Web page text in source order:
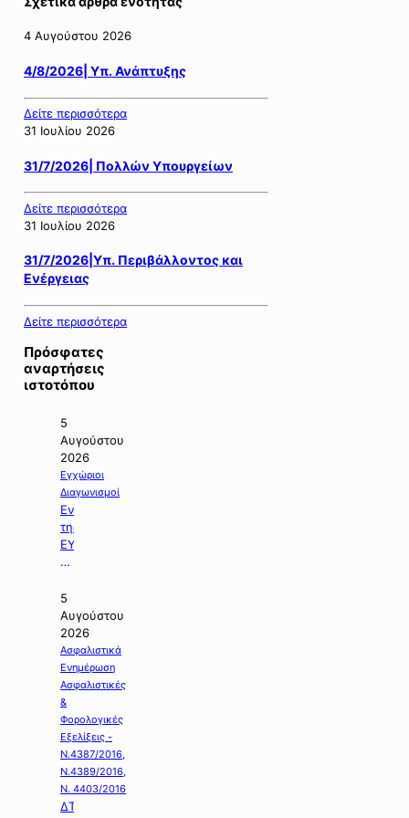
4 Αυγούστου 2026
4/8/2026| Υπ. Ανάπτυξης
Δείτε περισσότερα
31 Ιουλίου 2026
31/7/2026| Πολλών Υπουργείων
Δείτε περισσότερα
31 Ιουλίου 2026
31/7/2026|Υπ. Περιβάλλοντος και
Ενέργειας
Δείτε περισσότερα
Πρόσφατες
αναρτήσεις
ιστοτόπου
5
Αυγούστου
2026
Εγχώριοι
Διαγωνισμοί
Ενημέρωση
της
ΕΥΔΑΠ
με
«Διαγωνισμός
της
Εργολαβίας
Ε-925».
5
Αυγούστου
2026
Ασφαλιστικά
Ενημέρωση
Ασφαλιστικές
&
Φορολογικές
Εξελίξεις -
Ν.4387/2016,
Ν.4389/2016,
Ν. 4403/2016
ΔΤ